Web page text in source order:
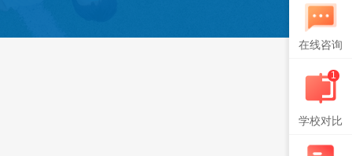
在线咨询
1
学校对比